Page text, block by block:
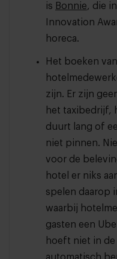
is Bonnie, die
Innovation
horeca.
Het boeken
zijn. Er zijn
het taxibedrijf,
duurt lang of
niet pinnen.
voor de
hotel er niks
spelen daarop
waarbij
gasten een
hoeft niet in